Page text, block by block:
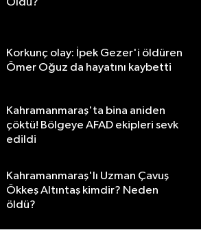
Öldü?
Korkunç olay: İpek Gezer'i öldüren
Ömer Oğuz da hayatını kaybetti
Kahramanmaraş'ta bina aniden
çöktü! Bölgeye AFAD ekipleri sevk
edildi
Kahramanmaraş'lı Uzman Çavuş
Ökkeş Altıntaş kimdir? Neden
öldü?